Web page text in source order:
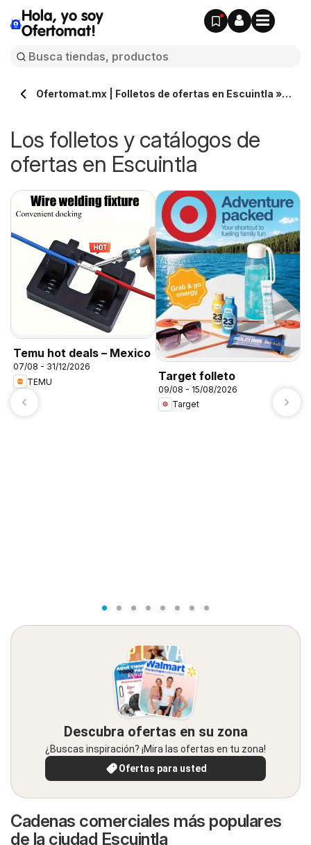
Hola, yo soy
Ofertomat!
Ofertomat.mx | Folletos de ofertas en Escuintla »
Los folletos y catálogos de
ofertas en Escuintla
Temu hot deals – Mexico
07/08 - 31/12/2026
TEMU
Target folleto
09/08 - 15/08/2026
Target
Descubra ofertas en su zona
¿Buscas inspiración? ¡Mira las ofertas en tu zona!
Ofertas para usted
Cadenas comerciales más populares
de la ciudad Escuintla